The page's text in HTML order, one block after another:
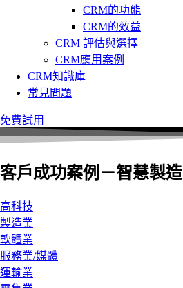
CRM的功能
CRM的效益
CRM 評估與選擇
CRM應用案例
CRM知識庫
常見問題
免費試用
客戶成功案例－智慧製造
高科技
製造業
軟體業
服務業/媒體
運輸業